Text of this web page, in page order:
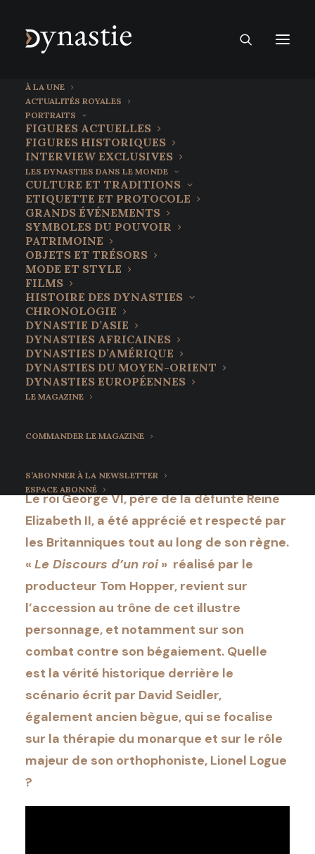
À LA UNE
ACTUALITÉS ROYALES
PORTRAITS
FIGURES ACTUELLES
FIGURES HISTORIQUES
INTERVIEW EXCLUSIVES
LES DYNASTIES DANS LE MONDE
CULTURE ET TRADITIONS
ETIQUETTE ET PROTOCOLE
GRANDS ÉVÉNEMENTS
SYMBOLES DU POUVOIR
PATRIMOINE
OBJETS ET TRÉSORS
MODE ET STYLE
FILMS
HISTOIRE DES DYNASTIES
CHRONOLOGIE
DYNASTIE D’ASIE
DYNASTIES AFRICAINES
DYNASTIES D’AMÉRIQUE
DYNASTIES DU MOYEN-ORIENT
DYNASTIES EUROPÉENNES
LE MAGAZINE
COMMANDER LE MAGAZINE
S’ABONNER À LA NEWSLETTER
ESPACE ABONNÉ
Le Discours d'un roi,
un film ancré dans le
coeur des passionnés
de la monarchie
britannique
29 septembre 2022
Le roi George VI, père de la défunte Reine
Elizabeth II, a été apprécié et respecté par
les Britanniques tout au long de son règne.
« Le Discours d’un roi» réalisé par le
producteur Tom Hopper, revient sur
l’accession au trône de cet illustre
personnage, et notamment sur son
combat contre son bégaiement. Quelle
est la vérité historique derrière le
scénario écrit par David Seidler,
également ancien bègue, qui se focalise
sur la thérapie du monarque et sur le rôle
majeur de son orthophoniste, Lionel Logue
?